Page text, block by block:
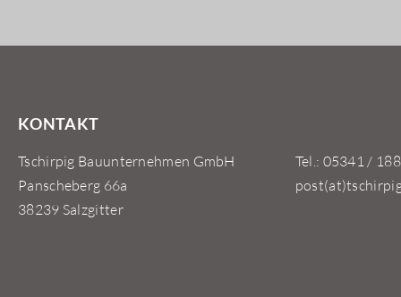
KONTAKT
Tschirpig Bauunternehmen GmbH
Panscheberg 66a
38239 Salzgitter
Tel.: 05341 /